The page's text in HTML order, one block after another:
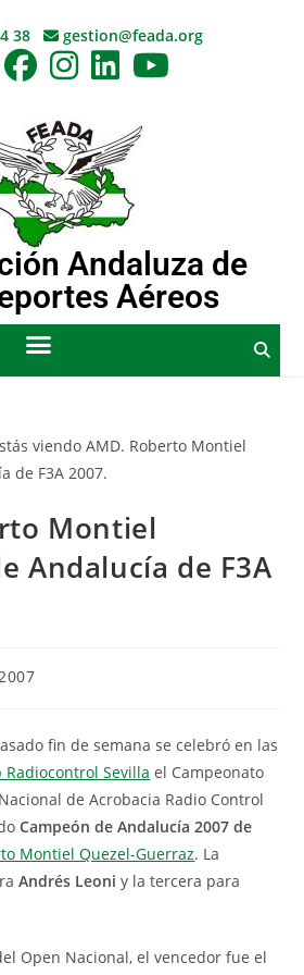
38 gestion@feada.org
Andaluza de
Aéreos
Montiel
Andalucía de F3A
fin de semana se celebró en las
Radiocontrol Sevilla el Campeonato
de Acrobacia Radio Control
Campeón de Andalucía 2007 de
Montiel Quezel-Guerraz. La
Andrés Leoniy la tercera para
Open Nacional, el vencedor fue el